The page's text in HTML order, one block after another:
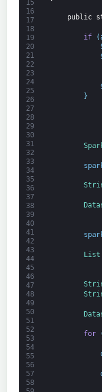
15
16
17
18
19
20
21
22
23
24
25
26
27
28
29
30
31
32
33
34
35
36
37
38
39
40
41
42
43
44
45
46
47
48
49
50
51
52
53
54
55
56
57
58
public
if (
}
List
for